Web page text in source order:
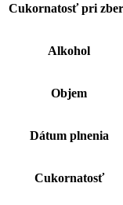
Cukornatosť pri
Alkohol
Objem
Dátum plnenia
Cukornatosť